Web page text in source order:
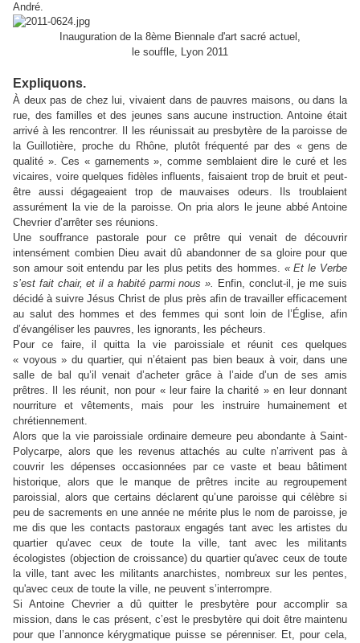
André.
Inauguration de la 8ème Biennale d'art sacré actuel,
le souffle, Lyon 2011
Expliquons.
À deux pas de chez lui, vivaient dans de pauvres maisons, ou dans la
rue, des familles et des jeunes sans aucune instruction. Antoine était
arrivé à les rencontrer. Il les réunissait au presbytère de la paroisse de
la Guillotière, proche du Rhône, plutôt fréquenté par des « gens de
qualité ». Ces « garnements », comme semblaient dire le curé et les
vicaires, voire quelques fidèles influents, faisaient trop de bruit et peut-
être aussi dégageaient trop de mauvaises odeurs. Ils troublaient
assurément la vie de la paroisse. On pria alors le jeune abbé Antoine
Chevrier d’arrêter ses réunions.
Une souffrance pastorale pour ce prêtre qui venait de découvrir
intensément combien Dieu avait dû abandonner de sa gloire pour que
son amour soit entendu par les plus petits des hommes. « Et le Verbe
s’est fait chair, et il a habité parmi nous ». Enfin, conclut-il, je me suis
décidé à suivre Jésus Christ de plus près afin de travailler efficacement
au salut des hommes et des femmes qui sont loin de l’Église, afin
d’évangéliser les pauvres, les ignorants, les pécheurs.
Pour ce faire, il quitta la vie paroissiale et réunit ces quelques
« voyous » du quartier, qui n’étaient pas bien beaux à voir, dans une
salle de bal qu’il venait d’acheter grâce à l’aide d’un de ses amis
prêtres. Il les réunit, non pour « leur faire la charité » en leur donnant
nourriture et vêtements, mais pour les instruire humainement et
chrétiennement.
Alors que la vie paroissiale ordinaire demeure peu abondante à Saint-
Polycarpe, alors que les revenus attachés au culte n’arrivent pas à
couvrir les dépenses occasionnées par ce vaste et beau bâtiment
historique, alors que le manque de prêtres incite au regroupement
paroissial, alors que certains déclarent qu’une paroisse qui célèbre si
peu de sacrements en une année ne mérite plus le nom de paroisse, je
me dis que les contacts pastoraux engagés tant avec les artistes du
quartier qu'avec ceux de toute la ville, tant avec les militants
écologistes (objection de croissance) du quartier qu'avec ceux de toute
la ville, tant avec les militants anarchistes, nombreux sur les pentes,
qu'avec ceux de toute la ville, ne peuvent s’interrompre.
Si Antoine Chevrier a dû quitter le presbytère pour accomplir sa
mission, dans le cas présent, c’est le presbytère qui doit être maintenu
pour que l’annonce kérygmatique puisse se pérenniser. Et, pour cela,